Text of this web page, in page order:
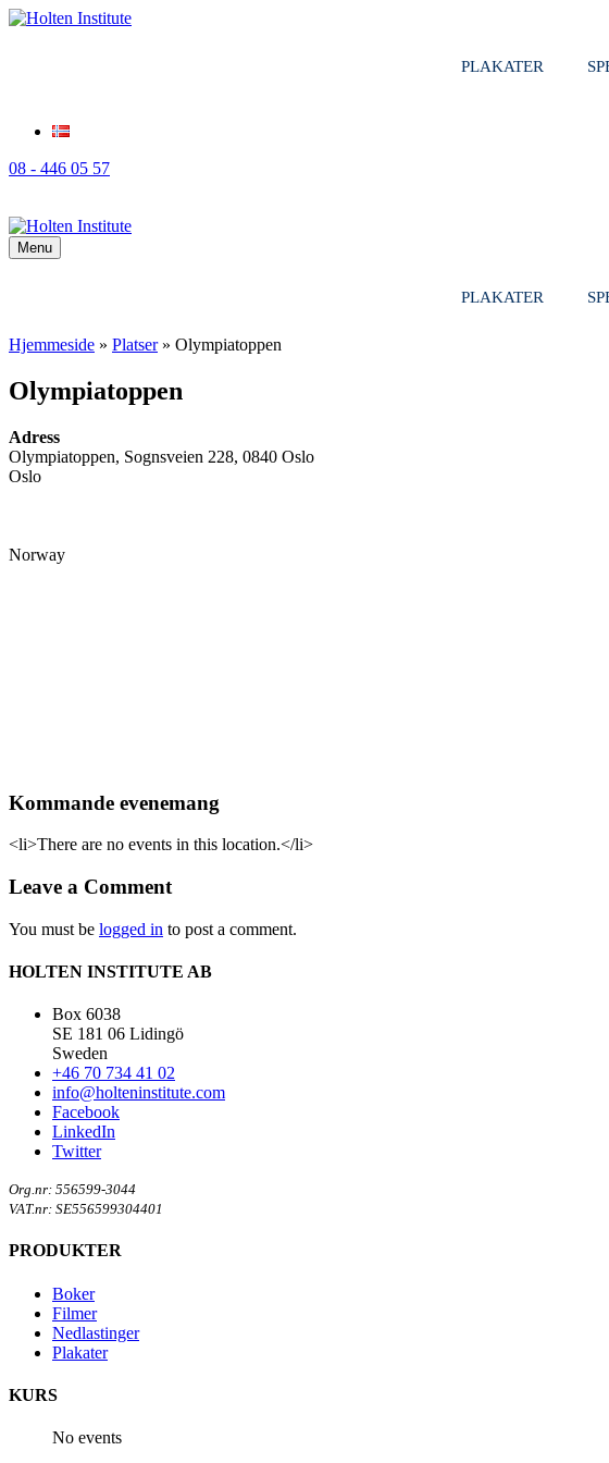
PLAKATER
08 - 446 05 57
Menu
PLAKATER
Hjemmeside » Platser» Olympiatoppen
Olympiatoppen
Adress
Olympiatoppen, Sognsveien 228, 0840 Oslo
Oslo
Norway
Kommande evenemang
<li>There are no events in this location.</li>
Leave a Comment
You must be logged in to post a comment.
HOLTEN INSTITUTE AB
Box 6038
SE 181 06 Lidingö
Sweden
+46 70 734 41 02
info@holteninstitute.com
Facebook
LinkedIn
Twitter
Org.nr: 556599-3044
VAT.nr: SE556599304401
PRODUKTER
Boker
Filmer
Nedlastinger
Plakater
KURS
No events